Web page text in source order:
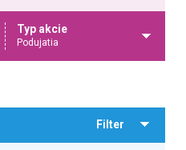
Typ akcie
Podujatia
Filter